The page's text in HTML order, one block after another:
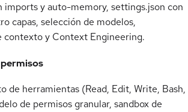
imports y auto-memory, settings.json con
capas, selección de modelos,
contexto y Context Engineering.
de herramientas (Read, Edit, Write, Bash,
de permisos granular, sandbox de